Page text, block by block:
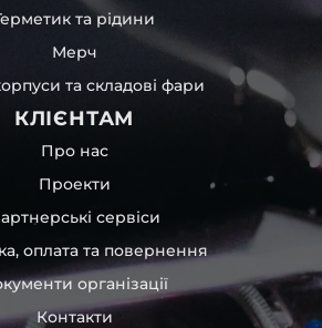
та рідини
Мерч
та складові фари
КЛІЄНТАМ
Про нас
Проекти
сервіси
оплата та повернення
організації
Контакти